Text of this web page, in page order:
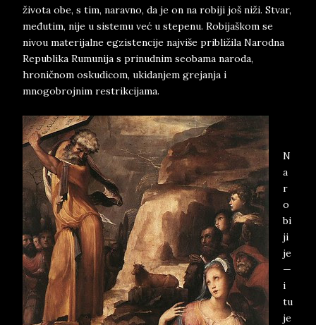
života obe, s tim, naravno, da je on na robiji još niži. Stvar,
međutim, nije u sistemu već u stepenu. Robijaškom se
nivou materijalne egzistencije najviše približila Narodna
Republika Rumunija s prinudnim seobama naroda,
hroničnom oskudicom, ukidanjem grejanja i
mnogobrojnim restrikcijama.
N
a
r
o
bi
ji
je
—
i
tu
je